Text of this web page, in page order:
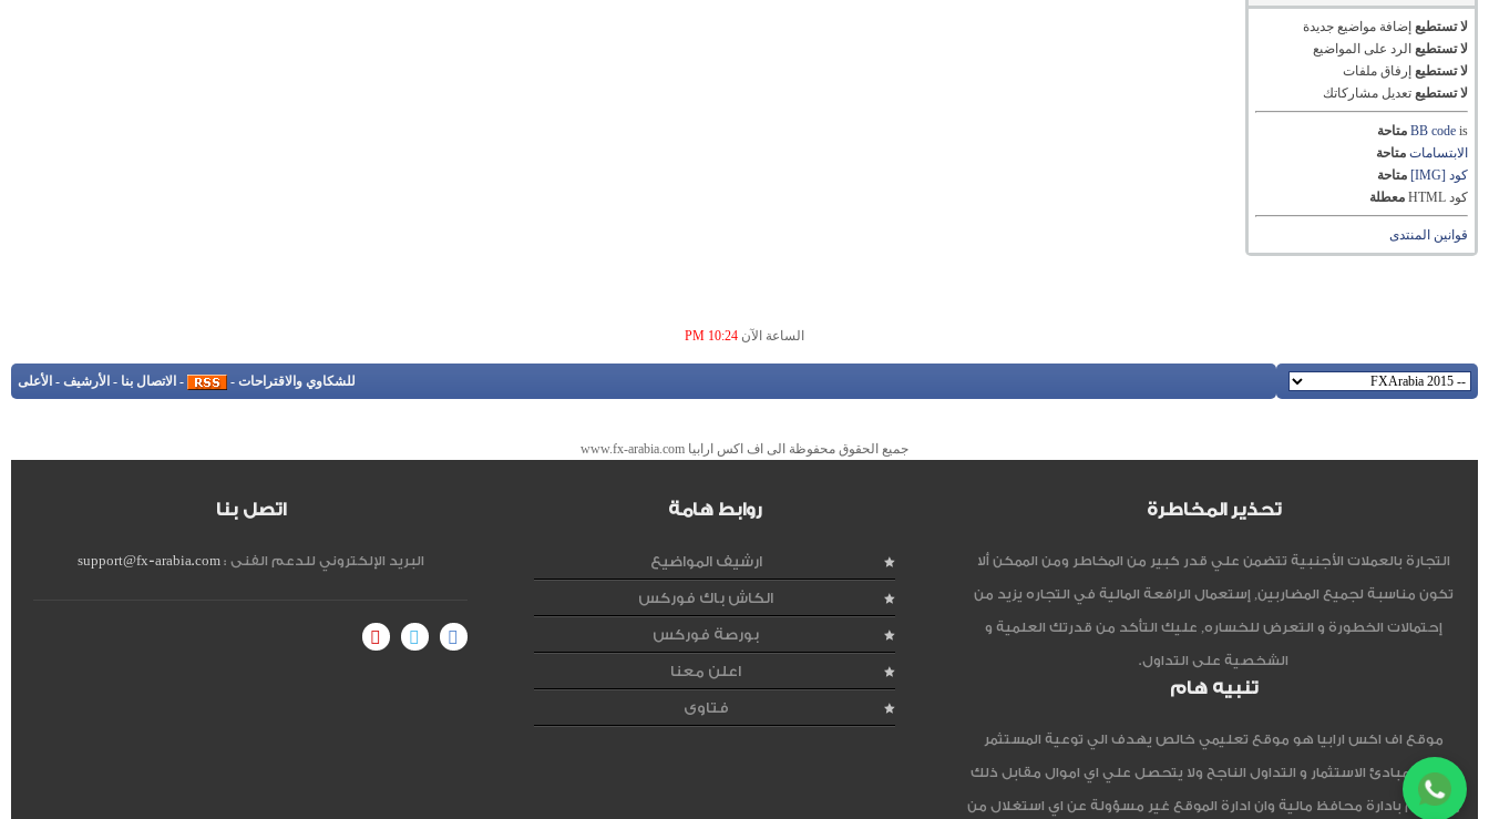
لا تستطيع إضافة مواضيع جديدة
لا تستطيع الرد على المواضيع
لا تستطيع إرفاق ملفات
لا تستطيع تعديل مشاركاتك
BB codeis
متاحة
الابتسامات متاحة
كود [IMG]
متاحة
كود HTML
معطلة
قوانين المنتدى
الساعة الآن 10:24 PM
للشكاوي والاقتراحات -
- الاتصال بنا - الأرشيف - الأعلى
جميع الحقوق محفوظة الى اف اكس ارابيا www.fx-arabia.com
تحذير المخاطرة
التجارة بالعملات الأجنبية تتضمن علي قدر كبير من المخاطر ومن الممكن ألا
تكون مناسبة لجميع المضاربين, إستعمال الرافعة المالية في التجاره يزيد من
إحتمالات الخطورة و التعرض للخساره, عليك التأكد من قدرتك العلمية و
الشخصية على التداول.
تنبيه هام
موقع اف اكس ارابيا هو موقع تعليمي خالص يهدف الي توعية المستثمر
العربي مبادئ الاستثمار و التداول الناجح ولا يتحصل علي اي اموال مقابل ذلك
ولا يقوم بادارة محافظ مالية وان ادارة الموقع غير مسؤولة عن اي استغلال من
روابط هامة
ارشيف المواضيع
الكاش باك فوركس
بورصة فوركس
اعلن معنا
فتاوى
اتصل بنا
البريد الإلكتروني للدعم الفنى :support@fx-arabia.com